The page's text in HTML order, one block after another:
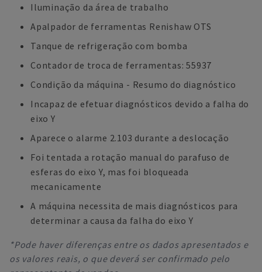
Iluminação da área de trabalho
Apalpador de ferramentas Renishaw OTS
Tanque de refrigeração com bomba
Contador de troca de ferramentas: 55937
Condição da máquina - Resumo do diagnóstico
Incapaz de efetuar diagnósticos devido a falha do
eixo Y
Aparece o alarme 2.103 durante a deslocação
Foi tentada a rotação manual do parafuso de
esferas do eixo Y, mas foi bloqueada
mecanicamente
A máquina necessita de mais diagnósticos para
determinar a causa da falha do eixo Y
*Pode haver diferenças entre os dados apresentados e
os valores reais, o que deverá ser confirmado pelo